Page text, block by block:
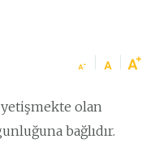
olan
bağlıdır.